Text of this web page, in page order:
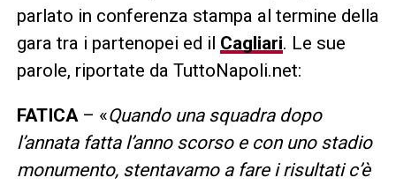
parlato in conferenza stampa al termine della
gara tra i partenopei ed il Cagliari. Le sue
parole, riportate da TuttoNapoli.net:
FATICA – «Quando una squadra dopo
l’annata fatta l’anno scorso e con uno stadio
monumento, stentavamo a fare i risultati c’è